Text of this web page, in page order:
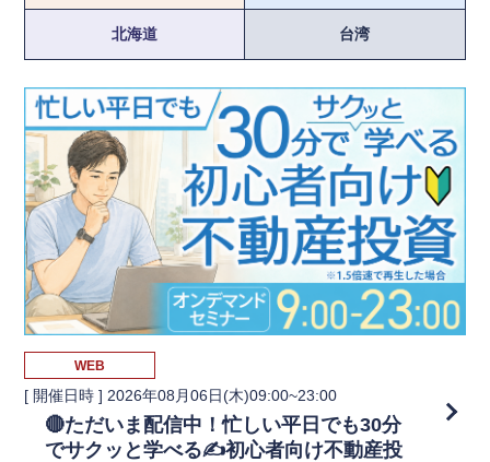
北海道 台湾
WEB
[ 開催日時 ] 2026年08月06日(木)09:00~23:00
🔴ただいま配信中！忙しい平日でも30分
でサクッと学べる✍️初心者向け不動産投